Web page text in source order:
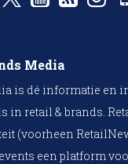
Media
is dé informatie en
in retail & brands.
(voorheen
een platform